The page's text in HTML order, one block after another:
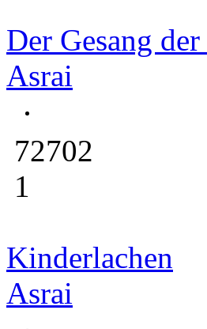
Der Gesang
Asrai
72702
1
Kinderlachen
Asrai